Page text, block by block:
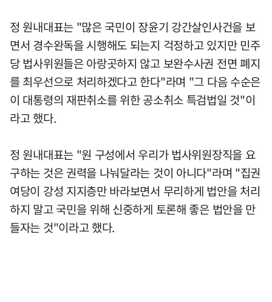
정 원내대표는 "많은 국민이 장윤기 강간살인사건을 보
면서 경수완독을 시행해도 되는지 걱정하고 있지만 민주
당 법사위원들은 아랑곳하지 않고 보완수사권 전면 폐지
를 최우선으로 처리하겠다고 한다"라며 "그 다음 수순은
이 대통령의 재판취소를 위한 공소취소 특검법일 것"이
라고 했다.
정 원내대표는 "원 구성에서 우리가 법사위원장직을 요
구하는 것은 권력을 나눠달라는 것이 아니다"라며 "집권
여당이 강성 지지층만 바라보면서 무리하게 법안을 처리
하지 말고 국민을 위해 신중하게 토론해 좋은 법안을 만
들자는 것"이라고 했다.